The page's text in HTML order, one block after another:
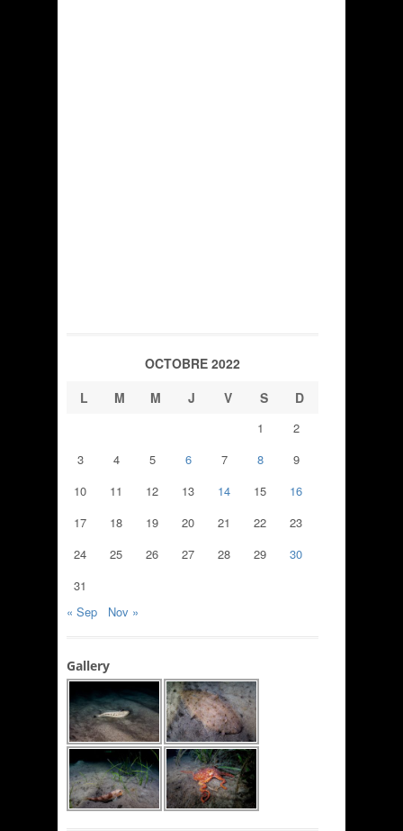
OCTOBRE 2022
L
M M J V S D
1
2
3
4 5 6 7 8
9
10
11 12 13 14 15
16
17
18 19 20 21 22
23
24
25 26 27 28 29
30
31
« Sep
Nov »
Gallery